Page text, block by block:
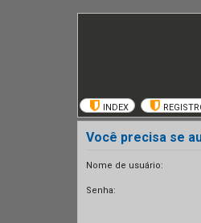
INDEX
Você precisa se
Nome de usuário:
Senha: